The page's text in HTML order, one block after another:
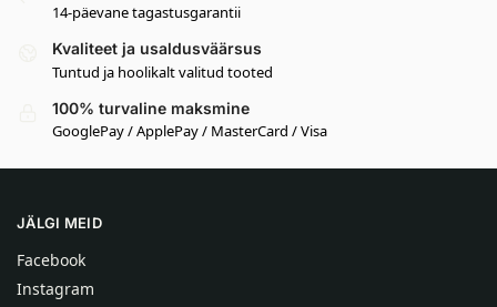
14-päevane tagastusgarantii
Kvaliteet ja usaldusväärsus
Tuntud ja hoolikalt valitud tooted
100% turvaline maksmine
GooglePay / ApplePay / MasterCard / Visa
JÄLGI MEID
Facebook
Instagram